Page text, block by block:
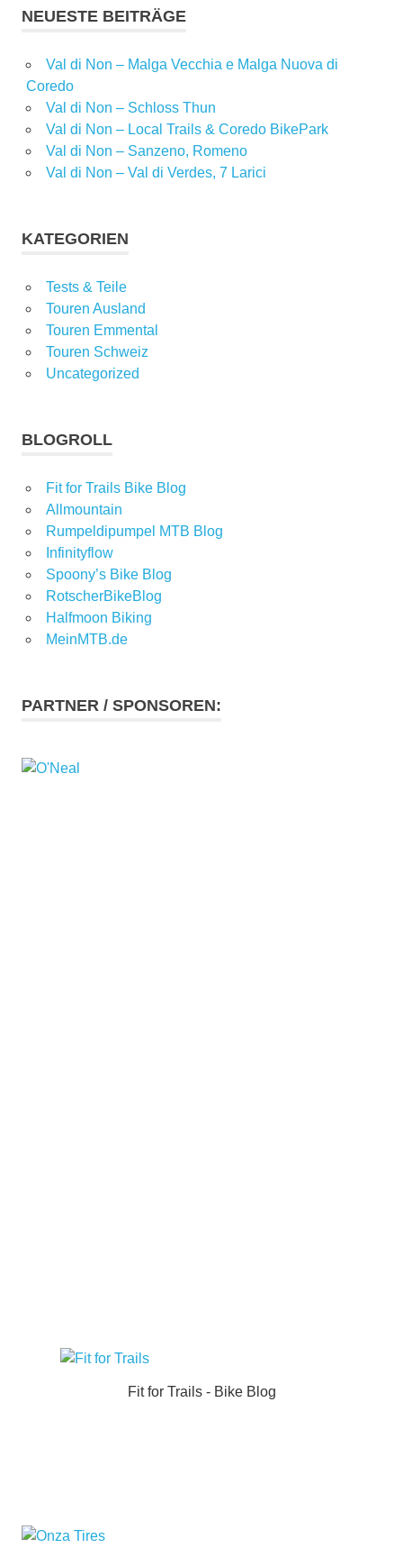
NEUESTE BEITRÄGE
Val di Non – Malga Vecchia e Malga Nuova di
Coredo
Val di Non – Schloss Thun
Val di Non – Local Trails & Coredo BikePark
Val di Non – Sanzeno, Romeno
Val di Non – Val di Verdes, 7 Larici
KATEGORIEN
Tests & Teile
Touren Ausland
Touren Emmental
Touren Schweiz
Uncategorized
BLOGROLL
Fit for Trails Bike Blog
Allmountain
Rumpeldipumpel MTB Blog
Infinityflow
Spoony’s Bike Blog
RotscherBikeBlog
Halfmoon Biking
MeinMTB.de
PARTNER / SPONSOREN:
Fit for Trails - Bike Blog